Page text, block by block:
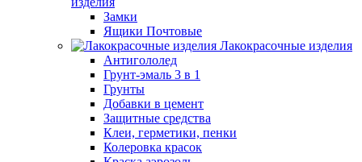
Замки
Ящики Почтовые
Лакокрасочные изделия
Антигололед
Грунт-эмаль 3 в 1
Грунты
Добавки в цемент
Защитные средства
Клеи, герметики, пенки
Колеровка красок